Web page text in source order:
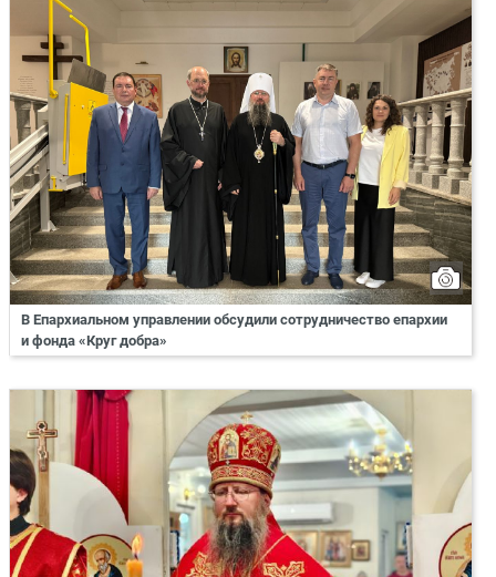
В Епархиальном управлении обсудили сотрудничество епархии
и фонда «Круг добра»